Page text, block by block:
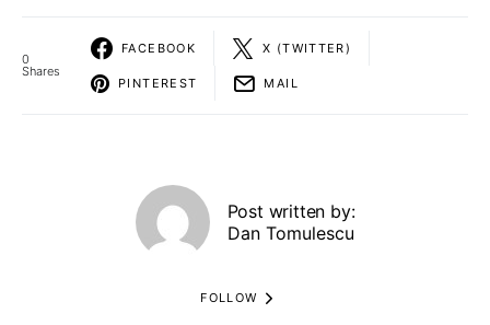
0
Shares
FACEBOOK X (TWITTER)
PINTEREST MAIL
Post written by:
Dan Tomulescu
FOLLOW